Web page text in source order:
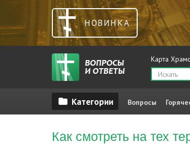
НОВИНКА
Карта
Вопросы
Как смотреть на тех